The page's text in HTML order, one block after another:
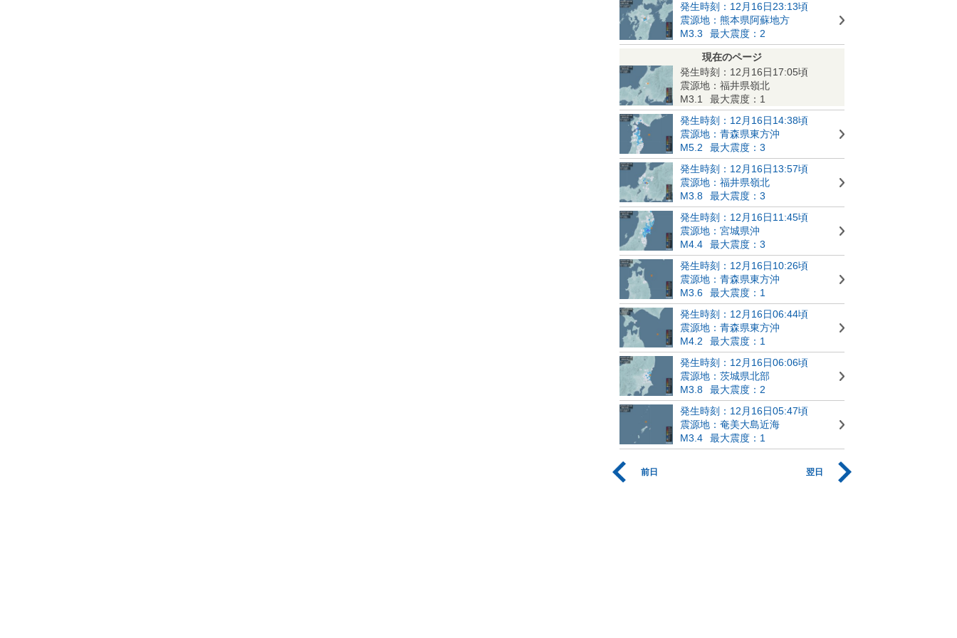
発生時刻：12月16日23:13頃
震源地：熊本県阿蘇地方
M3.3
最大震度：2
現在のページ
発生時刻：12月16日17:05頃
震源地：福井県嶺北
M3.1
最大震度：1
発生時刻：12月16日14:38頃
震源地：青森県東方沖
M5.2
最大震度：3
発生時刻：12月16日13:57頃
震源地：福井県嶺北
M3.8
最大震度：3
発生時刻：12月16日11:45頃
震源地：宮城県沖
M4.4
最大震度：3
発生時刻：12月16日10:26頃
震源地：青森県東方沖
M3.6
最大震度：1
発生時刻：12月16日06:44頃
震源地：青森県東方沖
M4.2
最大震度：1
発生時刻：12月16日06:06頃
震源地：茨城県北部
M3.8
最大震度：2
発生時刻：12月16日05:47頃
震源地：奄美大島近海
M3.4
最大震度：1
前日 翌日